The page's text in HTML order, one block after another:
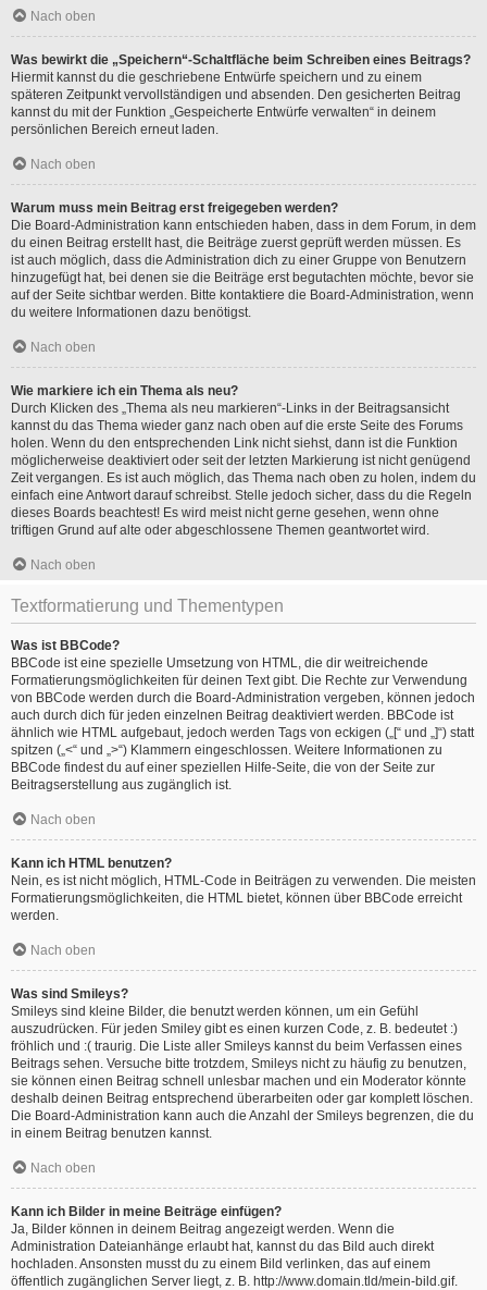
Nach oben
Was bewirkt die „Speichern“-Schaltfläche beim Schreiben eines Beitrags?
Hiermit kannst du die geschriebene Entwürfe speichern und zu einem
späteren Zeitpunkt vervollständigen und absenden. Den gesicherten Beitrag
kannst du mit der Funktion „Gespeicherte Entwürfe verwalten“ in deinem
persönlichen Bereich erneut laden.
Nach oben
Warum muss mein Beitrag erst freigegeben werden?
Die Board-Administration kann entschieden haben, dass in dem Forum, in dem
du einen Beitrag erstellt hast, die Beiträge zuerst geprüft werden müssen. Es
ist auch möglich, dass die Administration dich zu einer Gruppe von Benutzern
hinzugefügt hat, bei denen sie die Beiträge erst begutachten möchte, bevor sie
auf der Seite sichtbar werden. Bitte kontaktiere die Board-Administration, wenn
du weitere Informationen dazu benötigst.
Nach oben
Wie markiere ich ein Thema als neu?
Durch Klicken des „Thema als neu markieren“-Links in der Beitragsansicht
kannst du das Thema wieder ganz nach oben auf die erste Seite des Forums
holen. Wenn du den entsprechenden Link nicht siehst, dann ist die Funktion
möglicherweise deaktiviert oder seit der letzten Markierung ist nicht genügend
Zeit vergangen. Es ist auch möglich, das Thema nach oben zu holen, indem du
einfach eine Antwort darauf schreibst. Stelle jedoch sicher, dass du die Regeln
dieses Boards beachtest! Es wird meist nicht gerne gesehen, wenn ohne
triftigen Grund auf alte oder abgeschlossene Themen geantwortet wird.
Nach oben
Textformatierung und Thementypen
Was ist BBCode?
BBCode ist eine spezielle Umsetzung von HTML, die dir weitreichende
Formatierungsmöglichkeiten für deinen Text gibt. Die Rechte zur Verwendung
von BBCode werden durch die Board-Administration vergeben, können jedoch
auch durch dich für jeden einzelnen Beitrag deaktiviert werden. BBCode ist
ähnlich wie HTML aufgebaut, jedoch werden Tags von eckigen („[“ und „]“) statt
spitzen („<“ und „>“) Klammern eingeschlossen. Weitere Informationen zu
BBCode findest du auf einer speziellen Hilfe-Seite, die von der Seite zur
Beitragserstellung aus zugänglich ist.
Nach oben
Kann ich HTML benutzen?
Nein, es ist nicht möglich, HTML-Code in Beiträgen zu verwenden. Die meisten
Formatierungsmöglichkeiten, die HTML bietet, können über BBCode erreicht
werden.
Nach oben
Was sind Smileys?
Smileys sind kleine Bilder, die benutzt werden können, um ein Gefühl
auszudrücken. Für jeden Smiley gibt es einen kurzen Code, z. B. bedeutet :)
fröhlich und :( traurig. Die Liste aller Smileys kannst du beim Verfassen eines
Beitrags sehen. Versuche bitte trotzdem, Smileys nicht zu häufig zu benutzen,
sie können einen Beitrag schnell unlesbar machen und ein Moderator könnte
deshalb deinen Beitrag entsprechend überarbeiten oder gar komplett löschen.
Die Board-Administration kann auch die Anzahl der Smileys begrenzen, die du
in einem Beitrag benutzen kannst.
Nach oben
Kann ich Bilder in meine Beiträge einfügen?
Ja, Bilder können in deinem Beitrag angezeigt werden. Wenn die
Administration Dateianhänge erlaubt hat, kannst du das Bild auch direkt
hochladen. Ansonsten musst du zu einem Bild verlinken, das auf einem
öffentlich zugänglichen Server liegt, z. B. http://www.domain.tld/mein-bild.gif.